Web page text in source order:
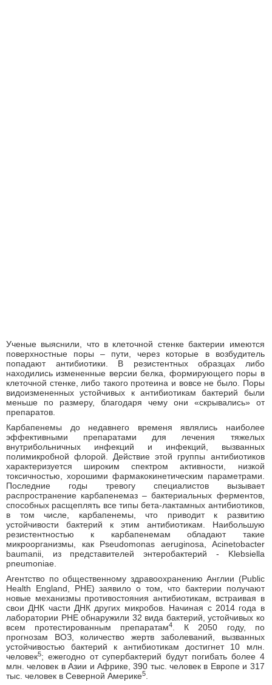
Ученые выяснили, что в клеточной стенке бактерии имеются
поверхностные поры – пути, через которые в возбудитель
попадают антибиотики. В резистентных образцах либо
находились измененные версии белка, формирующего поры в
клеточной стенке, либо такого протеина и вовсе не было. Поры
видоизмененных устойчивых к антибиотикам бактерий были
меньше по размеру, благодаря чему они «скрывались» от
препаратов.
Карбапенемы до недавнего временя являлись наиболее
эффективными препаратами для лечения тяжелых
внутрибольничных инфекций и инфекций, вызванных
полимикробной флорой. Действие этой группы антибиотиков
характеризуется широким спектром активности, низкой
токсичностью, хорошими фармакокинетическим параметрами.
Последние годы тревогу специалистов вызывает
распространение карбапенемаз – бактериальных ферментов,
способных расщеплять все типы бета-лактамных антибиотиков,
в том числе, карбапенемы, что приводит к развитию
устойчивости бактерий к этим антибиотикам. Наибольшую
резистентностью к карбапенемам обладают такие
микроорганизмы, как Pseudomonas aeruginosa, Acinetobacter
baumanii, из представителей энтеробактерий - Klebsiella
pneumoniae.
Агентство по общественному здравоохранению Англии (Public
Health England, PHE) заявило о том, что бактерии получают
новые механизмы противостояния антибиотикам, встраивая в
свои ДНК части ДНК других микробов. Начиная с 2014 года в
лаборатории PHE обнаружили 32 вида бактерий, устойчивых ко
всем протестированным препаратам4
. К 2050 году, по
прогнозам ВОЗ, количество жертв заболеваний, вызванных
устойчивостью бактерий к антибиотикам достигнет 10 млн.
человек5; ежегодно от супербактерий будут погибать более 4
млн. человек в Азии и Африке, 390 тыс. человек в Европе и 317
тыс. человек в Северной Америке5